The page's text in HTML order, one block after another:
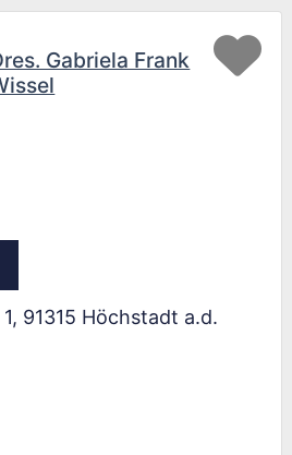
Gabriela Frank
, 91315 Höchstadt a.d.